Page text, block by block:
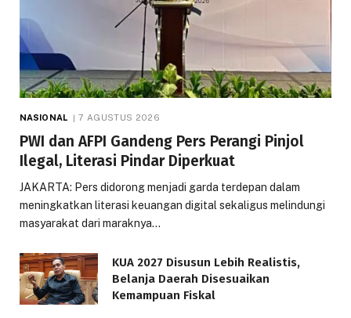
NASIONAL 7 AGUSTUS 2026
PWI dan AFPI Gandeng Pers Perangi Pinjol
Ilegal, Literasi Pindar Diperkuat
JAKARTA: Pers didorong menjadi garda terdepan dalam
meningkatkan literasi keuangan digital sekaligus melindungi
masyarakat dari maraknya…
KUA 2027 Disusun Lebih Realistis,
Belanja Daerah Disesuaikan
Kemampuan Fiskal